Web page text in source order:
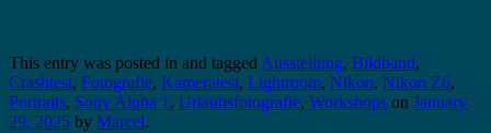
This entry was posted in and tagged Ausstellung, Bildband,
Crashtest, Fotografie, Kameratest, Lightroom, Nikon, Nikon Z6,
Portraits, Sony Alpha 1 , Urlaubsfotografie, Workshops on January
29, 2025 by Marcel.